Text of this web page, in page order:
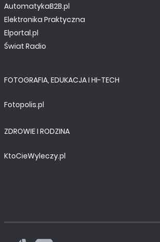
AutomatykaB2B.pl
Elektronika Praktyczna
Elportal.pl
Świat Radio
FOTOGRAFIA, EDUKACJA I HI-TECH
Fotopolis.pl
ZDROWIE I RODZINA
KtoCieWyleczy.pl